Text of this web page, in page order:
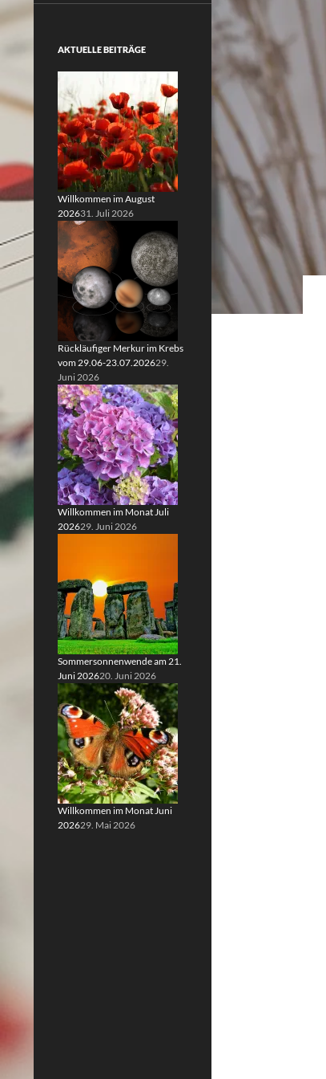
AKTUELLE BEITRÄGE
Willkommen im August
202631. Juli 2026
Rückläufiger Merkur im Krebs
vom 29.06-23.07.202629.
Juni 2026
Willkommen im Monat Juli
202629. Juni 2026
Sommersonnenwende am 21.
Juni 202620. Juni 2026
Willkommen im Monat Juni
202629. Mai 2026